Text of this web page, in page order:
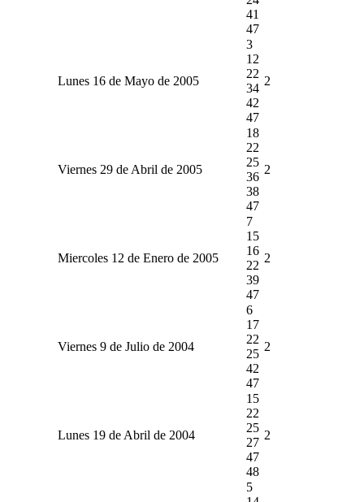
41
47
Lunes 16 de Mayo de 2005
3
12
22
34
42
47
2
Viernes 29 de Abril de 2005
18
22
25
36
38
47
2
Miercoles 12 de Enero de 2005
7
15
16
22
39
47
2
Viernes 9 de Julio de 2004
6
17
22
25
42
47
2
Lunes 19 de Abril de 2004
15
22
25
27
47
48
2
5